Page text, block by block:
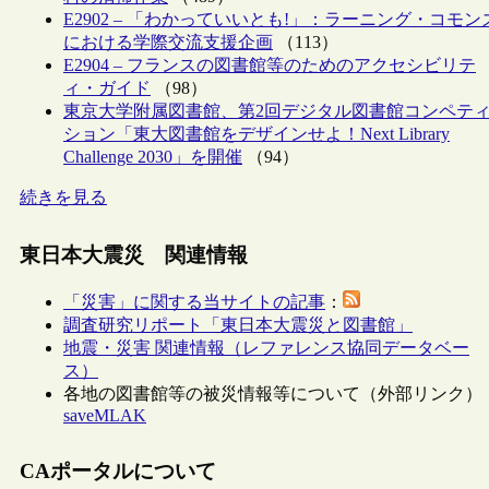
E2902 – 「わかっていいとも!」：ラーニング・コモン
における学際交流支援企画 （113）
E2904 – フランスの図書館等のためのアクセシビリテ
ィ・ガイド
（98）
東京大学附属図書館、第2回デジタル図書館コンペテ
ション「東大図書館をデザインせよ！Next Library
Challenge 2030」を開催 （94）
続きを見る
東日本大震災 関連情報
「災害」に関する当サイトの記事 ：
調査研究リポート「東日本大震災と図書館」
地震・災害 関連情報（レファレンス協同データベー
ス）
各地の図書館等の被災情報等について（外部リンク）
saveMLAK
CAポータルについて